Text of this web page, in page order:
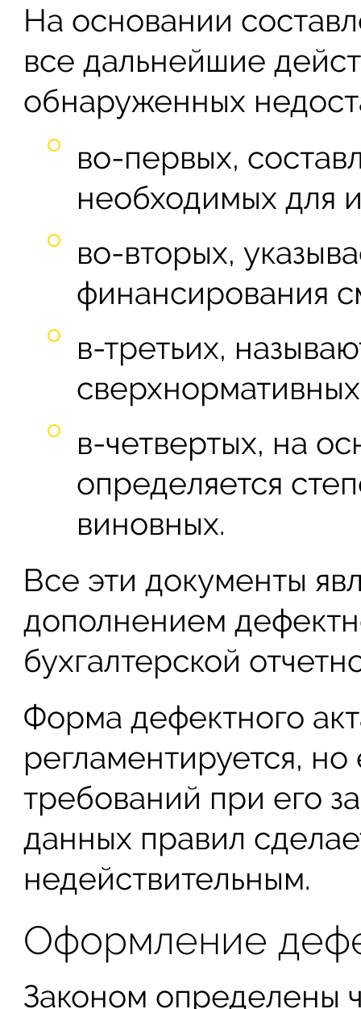
На основании
все дальнейшие
обнаруженных
во-первых,
необходимых для
во-вторых,
финансирования
в-третьих,
в-четвертых, на
определяется
виновных.
Все эти документы
дополнением
бухгалтерской
Форма дефектного
регламентируется,
требований при его
данных правил
недействительным.
Оформление
Законом определены